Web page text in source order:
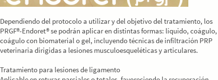
Dependiendo del protocolo a utilizar y del objetivo del tratamiento, los
PRGF®-Endoret® se podrán aplicar en distintas formas: líquido, coágulo,
coágulo con biomaterial o gel, incluyendo técnicas de infiltración PRP
veterinaria dirigidas a lesiones musculoesqueléticas y articulares.
Tratamiento para lesiones de ligamento